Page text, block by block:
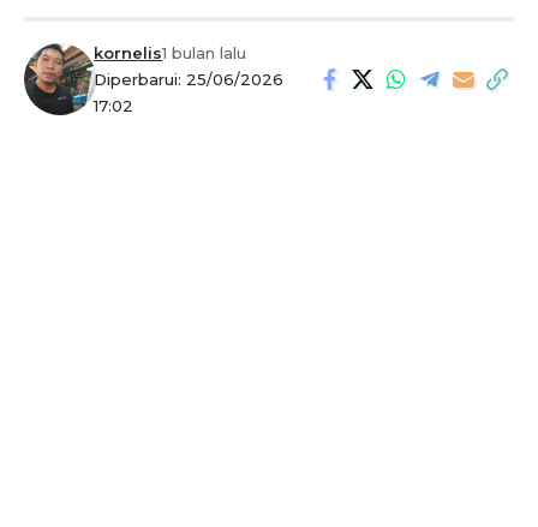
Diperbarui: 25/06/2026
17:02
kornelis1 bulan lalu